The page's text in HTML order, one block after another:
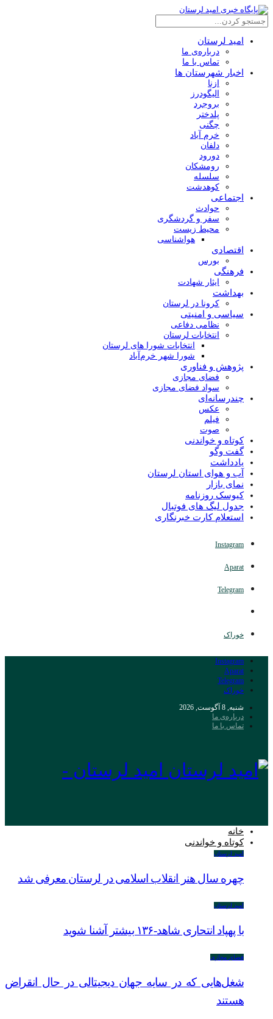
امید لرستان
درباره‌ی ما
تماس با ما
اخبار شهرستان ها
ازنا
الیگودرز
بروجرد
پلدختر
چگنی
خرم آباد
دلفان
دورود
رومشکان
سلسله
کوهدشت
اجتماعی
حوادث
سفر و گردشگری
محیط زیست
هواشناسی
اقتصادی
بورس
فرهنگی
ایثار شهادت
بهداشت
کرونا در لرستان
سیاسی و امنیتی
نظامی دفاعی
انتخابات لرستان
انتخابات شورا های لرستان
شورا شهر خرم‌آباد
پژوهش و فناوری
فضای مجازی
سواد فضای مجازی
چندرسانه‌ای
عكس
فیلم
صوت
کوتاه و خواندنی
گفت وگو
یادداشت
آب و هوای استان لرستان
نمای بازار
کیوسک روزنامه
جدول لیگ های فوتبال
استعلام کارت خبرنگاری
Instagram
Aparat
Telegram
خوراک
Instagram
Aparat
Telegram
خوراک
شنبه, 8 آگوست, 2026
درباره‌ی ما
تماس با ما
امید لرستان -
خانه
کوتاه و خواندنی
امید لرستان
چهره سال هنر انقلاب اسلامی در لرستان معرفی شد
امید لرستان
با پهپاد انتحاری شاهد-۱۳۶ بیشتر آشنا شوید
فضای مجازی
شغل‌‌هایی که در سایه جهان دیجیتالی در حال انقراض
هستند